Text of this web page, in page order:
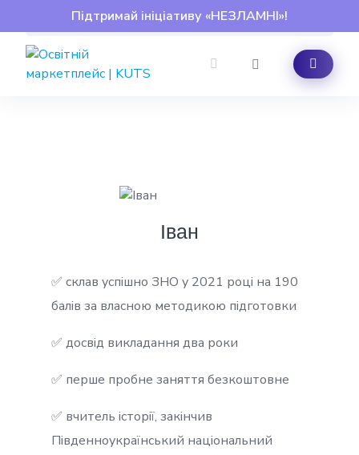
Підтримай ініціативу «НЕЗЛАМНІ»!
to
content
Іван
✅ склав успішно ЗНО у 2021 році на 190
балів за власною методикою підготовки
✅ досвід викладання два роки
✅ перше пробне заняття безкоштовне
✅ вчитель історії, закінчив
Південноукраїнський національний